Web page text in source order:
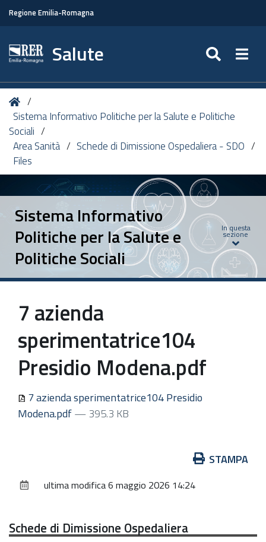
Regione Emilia-Romagna
Salute
Tu
sei
qui:
Home
Sistema Informativo Politiche per la Salute e Politiche
Sociali
Area Sanità
Schede di Dimissione Ospedaliera - SDO
Files
Sistema Informativo
Politiche per la Salute e
Politiche Sociali
In questa
sezione
7 azienda
sperimentatrice104
Presidio Modena.pdf
7 azienda sperimentatrice104 Presidio
Modena.pdf— 395.3 KB
documento
STAMPA
ultima modifica6 maggio 2026 14:24
Schede di Dimissione Ospedaliera